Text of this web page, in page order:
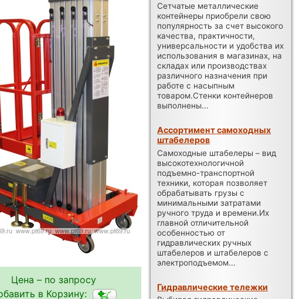
Цена – по запросу
в Корзину:
Сетчатые металлические
контейнеры приобрели свою
популярность за счет высокого
качества, практичности,
универсальности и удобства их
использования в магазинах, на
складах или производствах
различного назначения при
работе с насыпным
товаром.Стенки контейнеров
выполнены...
Ассортимент самоходных
штабелеров
Самоходные штабелеры – вид
высокотехнологичной
подъемно-транспортной
техники, которая позволяет
обрабатывать грузы с
минимальными затратами
ручного труда и времени.Их
главной отличительной
особенностью от
гидравлических ручных
штабелеров и штабелеров с
электроподъемом...
Гидравлические тележки